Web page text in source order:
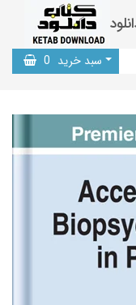
سبد خرید 0